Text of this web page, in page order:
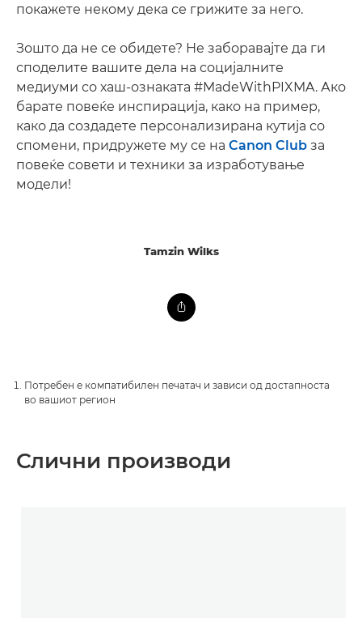
покажете некому дека се грижите за него.
Зошто да не се обидете? Не заборавајте да ги
споделите вашите дела на социјалните
медиуми со хаш-ознаката #MadeWithPIXMA. Ако
барате повеќе инспирација, како на пример,
како да создадете персонализирана кутија со
спомени, придружете му се на Canon Club за
повеќе совети и техники за изработување
модели!
Tamzin Wilks
Потребен е компатибилен печатач и зависи од достапноста
во вашиот регион
Слични производи